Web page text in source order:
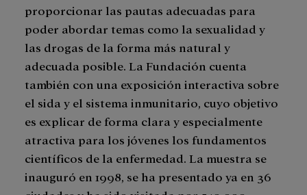
proporcionar las pautas adecuadas para
poder abordar temas como la sexualidad y
las drogas de la forma más natural y
adecuada posible. La Fundación cuenta
también con una exposición interactiva sobre
el sida y el sistema inmunitario, cuyo objetivo
es explicar de forma clara y especialmente
atractiva para los jóvenes los fundamentos
científicos de la enfermedad. La muestra se
inauguró en 1998, se ha presentado ya en 36